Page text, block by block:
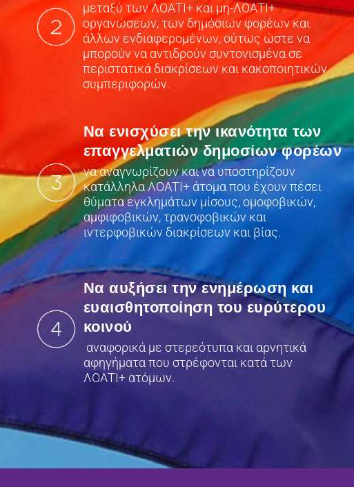
μεταξύ των ΛΟΑΤΙ+ και μη-ΛΟΑΤΙ+
οργανώσεων, των δημόσιων φορέων και
άλλων ενδιαφερομένων, ούτως ώστε να
μπορούν να αντιδρούν συντονισμένα σε
περιστατικά διακρίσεων και κακοποιητικών
συμπεριφορών.
Να ενισχύσει την ικανότητα των
επαγγελματιών δημοσίων φορέων
να αναγνωρίζουν και να υποστηρίζουν
κατάλληλα ΛΟΑΤΙ+ άτομα που έχουν πέσει
θύματα εγκλημάτων μίσους, ομοφοβικών,
αμφιφοβικών, τρανσφοβικών και
ιντερφοβικών διακρίσεων και βίας.
Να αυξήσει την ενημέρωση και
ευαισθητοποίηση του ευρύτερου
κοινού
αναφορικά με στερεότυπα και αρνητικά
αφηγήματα που στρέφονται κατά των
ΛΟΑΤΙ+ ατόμων.